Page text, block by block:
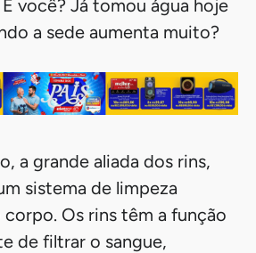
você? Já tomou água hoje
a sede aumenta muito?
a grande aliada dos rins,
sistema de limpeza
corpo. Os rins têm a função
de filtrar o sangue,